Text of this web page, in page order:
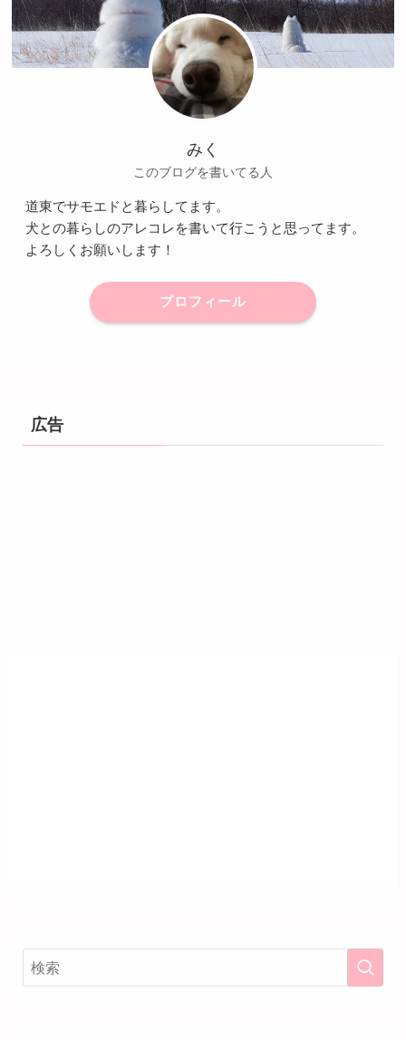
みく
このブログを書いてる人
道東でサモエドと暮らしてます。
犬との暮らしのアレコレを書いて行こうと思ってます。
よろしくお願いします！
プロフィール
広告